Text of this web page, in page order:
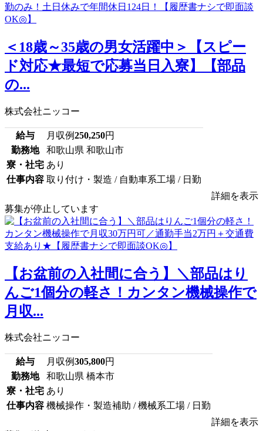
＜18歳～35歳の男女活躍中＞【スピー
ド対応★最短で応募当日入寮】【部品
の...
株式会社ニッコー
給与 月収例250,250円
勤務地
和歌山県 和歌山市
寮・社宅 あり
仕事内容 取り付け・製造 / 自動車系工場 / 日勤
詳細を表示
募集が停止しています
【お盆前の入社間に合う】＼部品はり
んご1個分の軽さ！カンタン機械操作で
月収...
株式会社ニッコー
給与 月収例305,800円
勤務地
和歌山県 橋本市
寮・社宅 あり
仕事内容 機械操作・製造補助 / 機械系工場 / 日勤
詳細を表示